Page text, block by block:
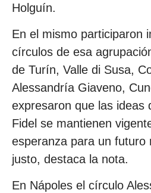
Holguín.
En el mismo participaron
círculos de esa
de Turín, Valle di Susa,
Alessandría Giaveno,
expresaron que las ideas
Fidel se mantienen
esperanza para un futuro
justo, destaca la nota.
En Nápoles el círculo